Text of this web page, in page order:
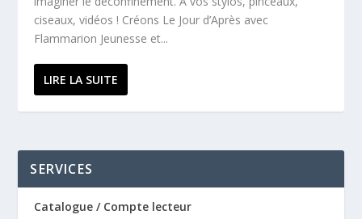
ciseaux, vidéos ! Créons Le Jour d’Après avec
Flammarion Jeunesse et...
LIRE LA SUITE
SERVICES
Catalogue / Compte lecteur